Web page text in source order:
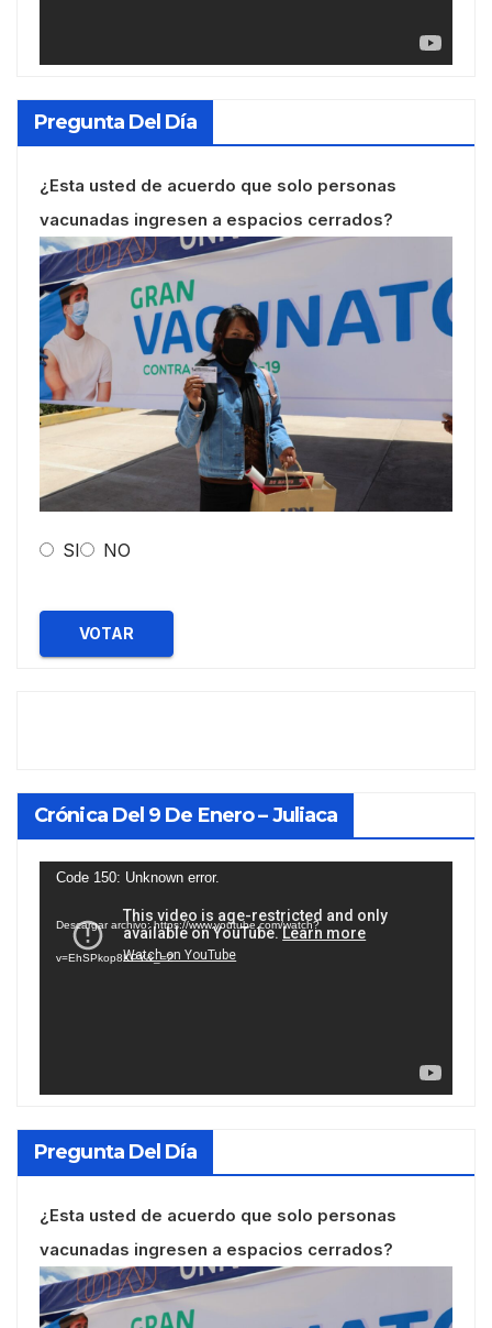
Pregunta Del Día
¿Esta usted de acuerdo que solo personas
vacunadas ingresen a espacios cerrados?
SI NO
VOTAR
Crónica Del 9 De Enero – Juliaca
Reproductor
vídeo
Code 150: Unknown error.
Descargar archivo: https://www.youtube.com/watch?
v=EhSPkop8KPY&_=2
Pregunta Del Día
¿Esta usted de acuerdo que solo personas
vacunadas ingresen a espacios cerrados?